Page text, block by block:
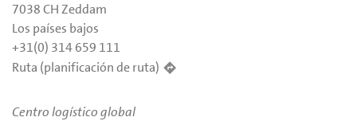
7038 CH Zeddam
Los países bajos
+31(0) 314 659 111
Ruta (planificación de ruta)
Centro logístico global